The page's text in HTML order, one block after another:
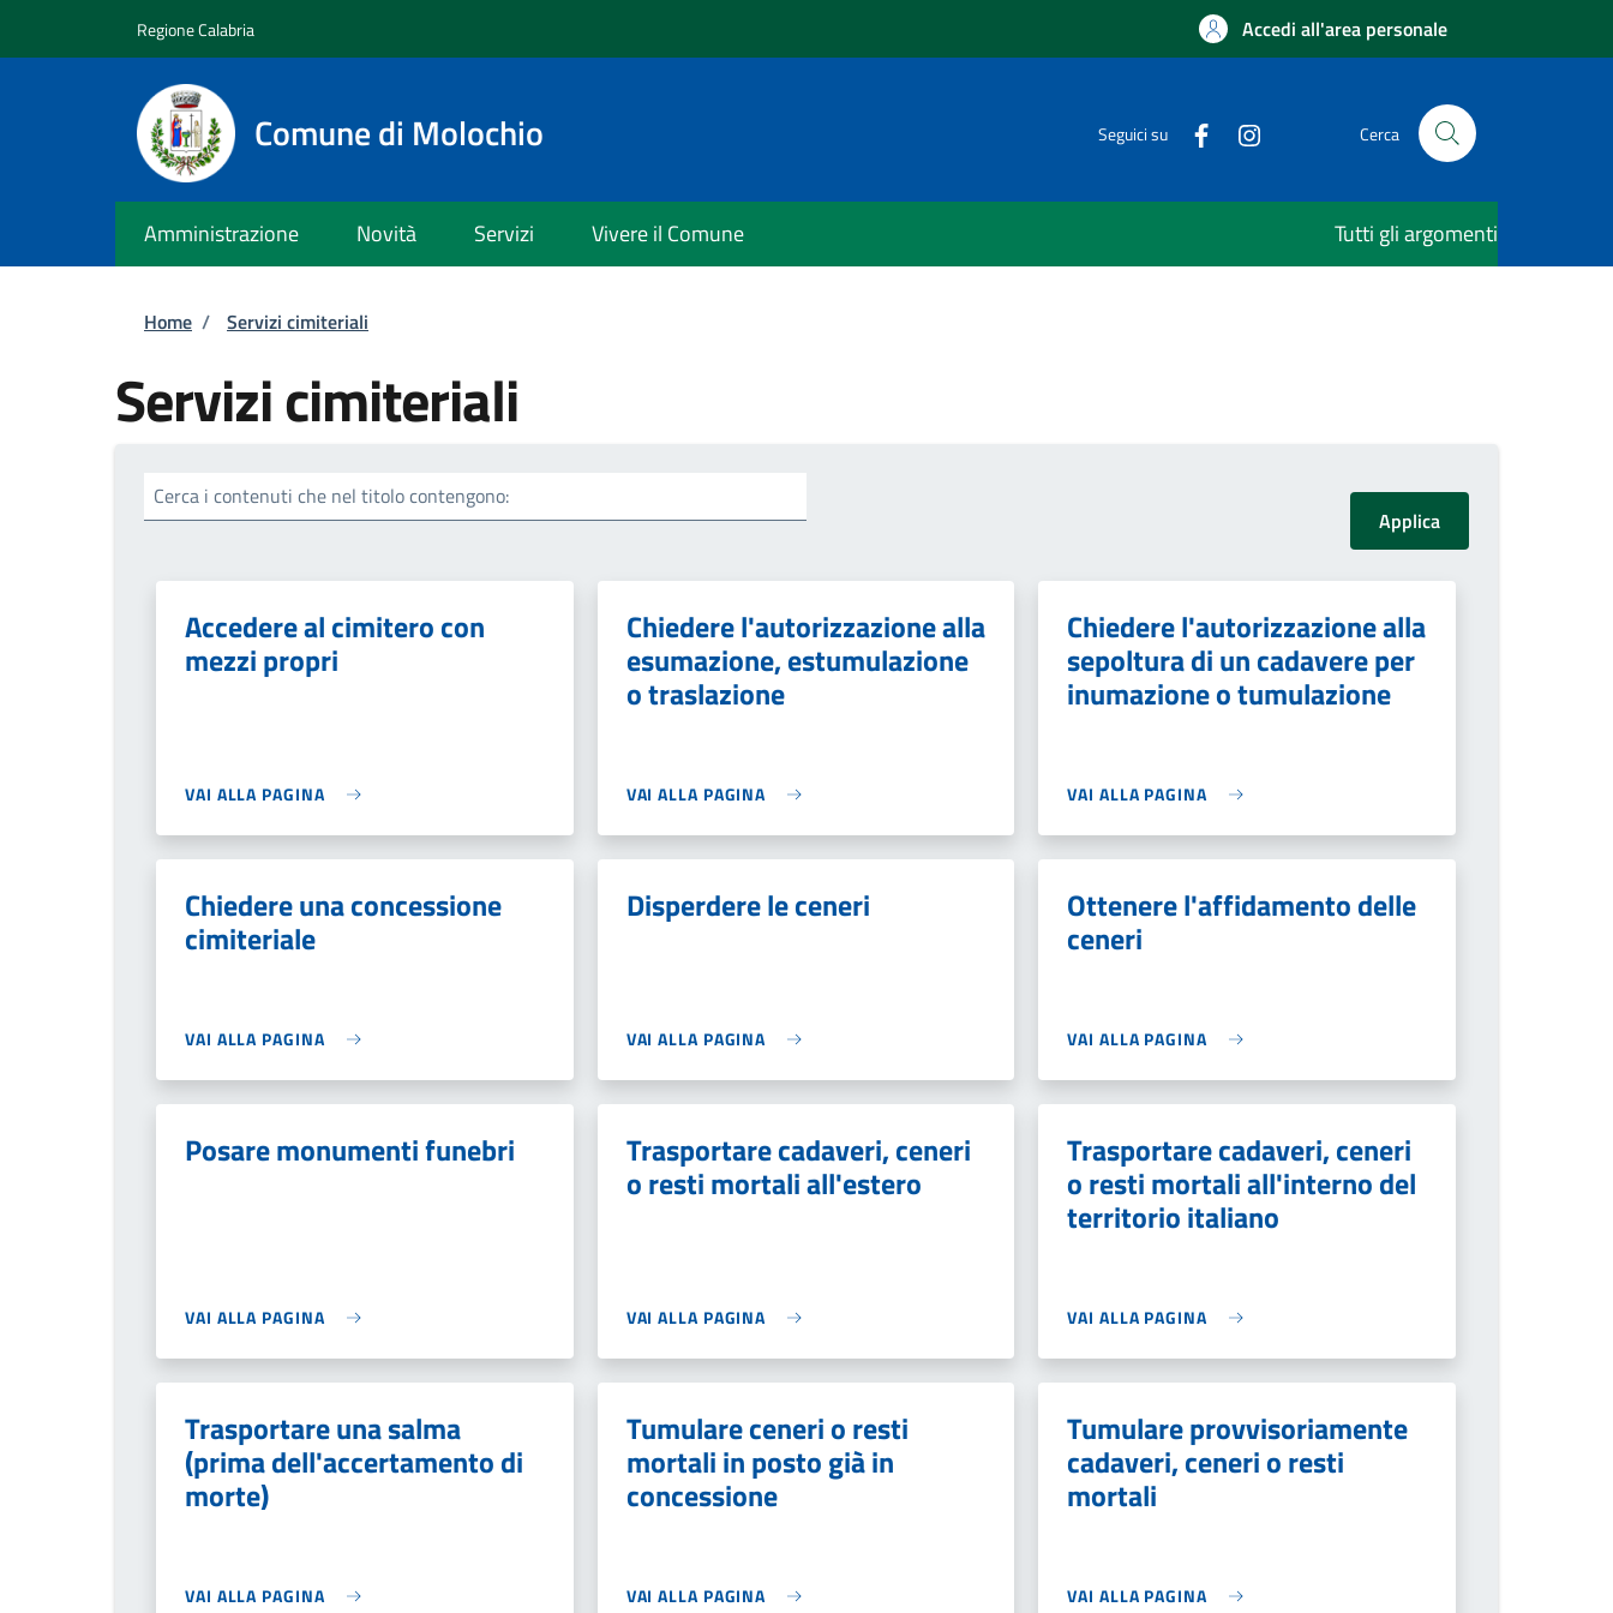
Regione Calabria Accedi all'area personale
Comune di Molochio Seguici su Cerca
Amministrazione Novità Servizi Vivere il Comune Tutti gli argomenti
Briciole di pane
Home / Servizi cimiteriali
Servizi cimiteriali
Cerca i contenuti che nel titolo contengono:
Accedere al cimitero con
mezzi propri
VAI ALLA PAGINA
Chiedere l'autorizzazione alla
esumazione, estumulazione
o traslazione
VAI ALLA PAGINA
Chiedere l'autorizzazione alla
sepoltura di un cadavere per
inumazione o tumulazione
VAI ALLA PAGINA
Chiedere una concessione
cimiteriale
VAI ALLA PAGINA
Disperdere le ceneri
VAI ALLA PAGINA
Ottenere l'affidamento delle
ceneri
VAI ALLA PAGINA
Posare monumenti funebri
VAI ALLA PAGINA
Trasportare cadaveri, ceneri
o resti mortali all'estero
VAI ALLA PAGINA
Trasportare cadaveri, ceneri
o resti mortali all'interno del
territorio italiano
VAI ALLA PAGINA
Trasportare una salma
(prima dell'accertamento di
morte)
VAI ALLA PAGINA
Tumulare ceneri o resti
mortali in posto già in
concessione
VAI ALLA PAGINA
Tumulare provvisoriamente
cadaveri, ceneri o resti
mortali
VAI ALLA PAGINA